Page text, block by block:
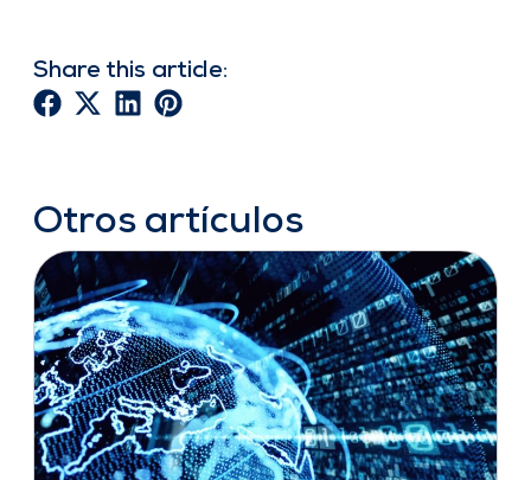
Share this article:
Otros artículos